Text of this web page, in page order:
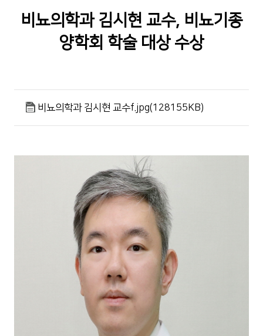
비뇨의학과 김시현 교수, 비뇨기종
양학회 학술 대상 수상
비뇨의학과 김시현 교수f.jpg(128155KB)